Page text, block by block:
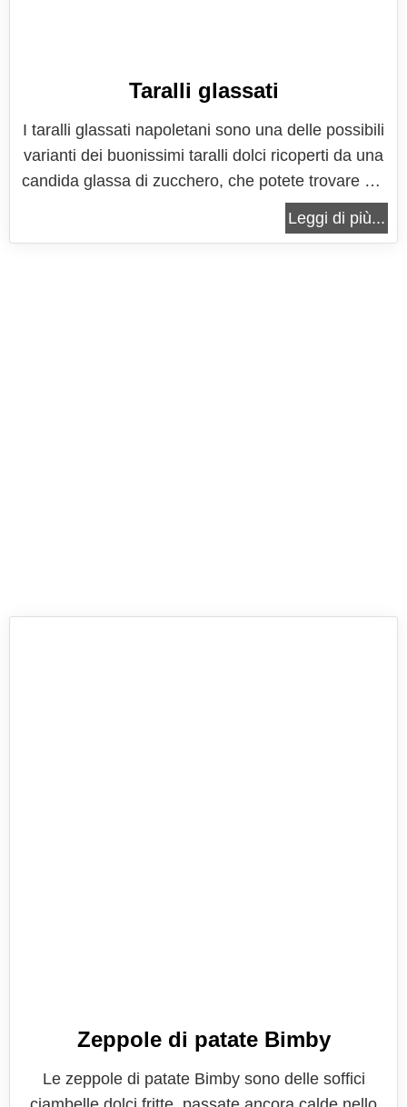
Taralli glassati
I taralli glassati napoletani sono una delle possibili
varianti dei buonissimi taralli dolci ricoperti da una
candida glassa di zucchero, che potete trovare nel
nostro Bel Paese. Ogni regione infatti, soprattutto
nel Sud Italia, ha una propria versione di questi
Leggi di più...
Zeppole di patate Bimby
Le zeppole di patate Bimby sono delle soffici